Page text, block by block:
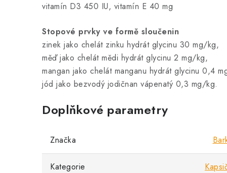
vitamín D3 450 IU, vitamín E 40 mg
Stopové prvky ve formě sloučenin
zinek jako chelát zinku hydrát glycinu 30 mg/kg,
měď jako chelát mědi hydrát glycinu 2 mg/kg,
mangan jako chelát manganu hydrát glycinu 0,4
jód jako bezvodý jodičnan vápenatý 0,3 mg/kg.
Doplňkové parametry
Značka
Kategorie